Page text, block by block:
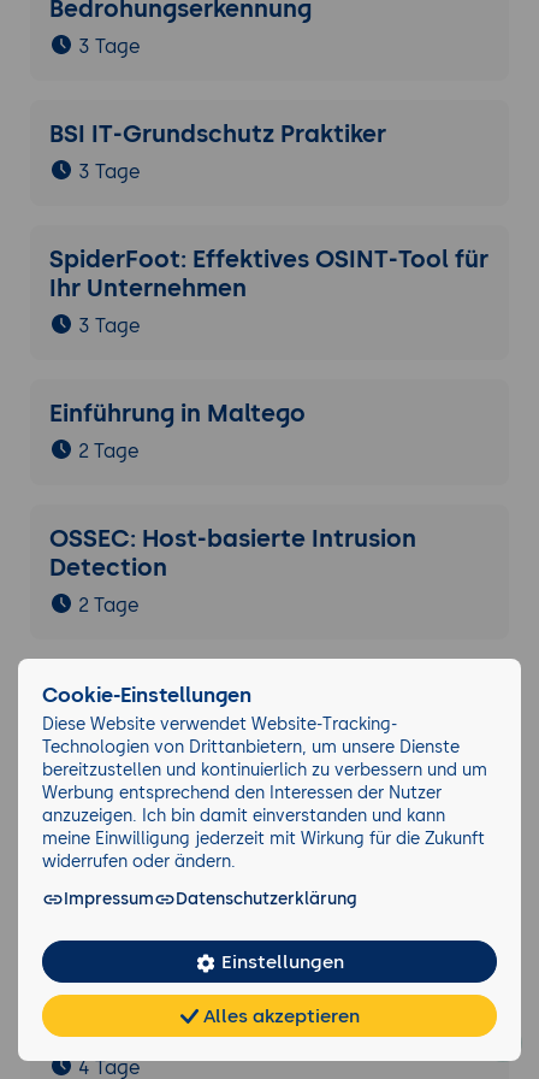
Bedrohungserkennung
3 Tage
BSI IT-Grundschutz Praktiker
3 Tage
SpiderFoot: Effektives OSINT-Tool für
Ihr Unternehmen
3 Tage
Einführung in Maltego
2 Tage
OSSEC: Host-basierte Intrusion
Detection
2 Tage
SentinelOne: Endpoint Protection-
Plattform
2 Tage
Einführung in Symantec Endpoint
Protection
2 Tage
Workshop: BSI IT-Grundschutz mit KI
umsetzen
4 Tage
Teilen FAQ Cookies
Cookie-Einstellungen
Diese Website verwendet Website-Tracking-
Technologien von Drittanbietern, um unsere Dienste
bereitzustellen und kontinuierlich zu verbessern und um
Werbung entsprechend den Interessen der Nutzer
anzuzeigen. Ich bin damit einverstanden und kann
meine Einwilligung jederzeit mit Wirkung für die Zukunft
widerrufen oder ändern.
Impressum
Datenschutzerklärung
Einstellungen
Alles akzeptieren